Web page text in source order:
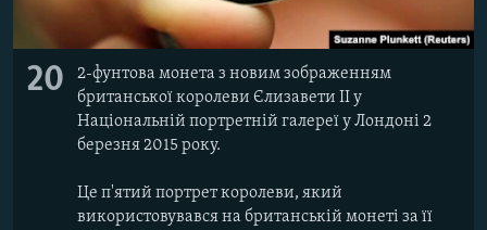
20
2-фунтова монета з новим зображенням
британської королеви Єлизавети II у
Національній портретній галереї у Лондоні 2
березня 2015 року.
Це п'ятий портрет королеви, який
використовувався на британській монеті за її